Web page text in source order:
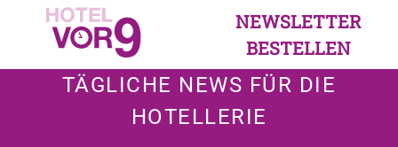
NEWSLETTER
BESTELLEN
TÄGLICHE NEWS FÜR DIE
HOTELLERIE